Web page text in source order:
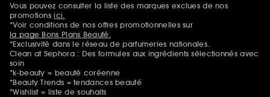
Mentions additionnelles
Vous pouvez consulter la liste des marques exclues de nos
promotionsici.
*Voir conditions de nos offres promotionnelles sur
la page Bons Plans Beauté.
*Exclusivité dans le réseau de parfumeries nationales.
Clean at Sephora : Des formules aux ingrédients sélectionnés avec
soin
*k-beauty = beauté coréenne
*Beauty Trends = tendances beauté
*Wishlist = liste de souhaits